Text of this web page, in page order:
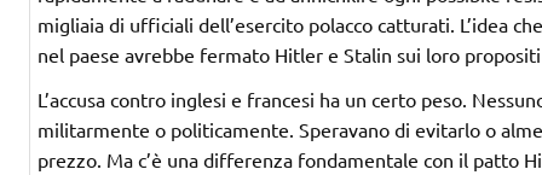
migliaia di ufficiali dell’esercito polacco catturati. L’idea
nel paese avrebbe fermato Hitler e Stalin sui loro
L’accusa contro inglesi e francesi ha un certo peso.
militarmente o politicamente. Speravano di evitarlo o
prezzo. Ma c’è una differenza fondamentale con il patto